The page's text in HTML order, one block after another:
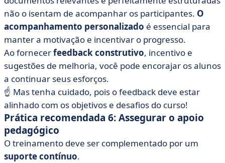
não o isentam de acompanhar os participantes. O
acompanhamento personalizado é essencial para
manter a motivação e incentivar o progresso.
Ao fornecerfeedback construtivo, incentivo e
sugestões de melhoria, você pode encorajar os alunos
a continuar seus esforços.
☝️ Mas tenha cuidado, pois o feedback deve estar
alinhado com os objetivos e desafios do curso!
Prática recomendada 6: Assegurar o apoio
pedagógico
O treinamento deve ser complementado por um
suporte contínuo.